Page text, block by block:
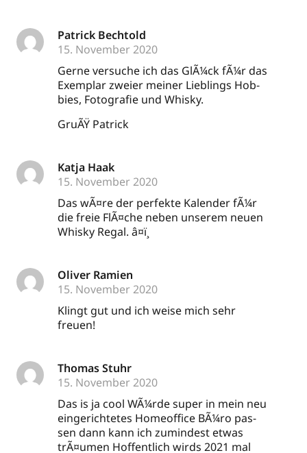
Patrick Bechtold
15. November 2020
Ger­ne ver­su­che ich das GlÃ¼ck fÃ¼r das
Exem­plar zwei­er mei­ner Lieb­lings Hob­
bies, Foto­gra­fie und Whisky.
GruÃŸ Patrick
Katja Haak
15. November 2020
Das wÃ¤re der per­fek­te Kalen­der fÃ¼r
die freie FlÃ¤che neben unse­rem neu­en
Whis­ky Regal. â¤ï¸
Oliver Ramien
15. November 2020
Klingt gut und ich wei­se mich sehr
freuen!
Thomas Stuhr
15. November 2020
Das is ja cool WÃ¼r­de super in mein neu
ein­ge­rich­te­tes Home­of­fice BÃ¼­ro pas­
sen dann kann ich zumin­dest etwas
trÃ¤umen Hof­fent­lich wirds 2021 mal